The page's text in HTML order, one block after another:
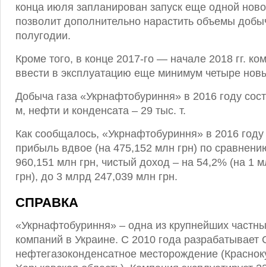
конца июля запланирован запуск еще одной
позволит дополнительно нарастить объемы
полугодии.
Кроме того, в конце 2017-го — начале 2018 гг.
ввести в эксплуатацию еще минимум четыре
Добыча газа «Укрнафтобуриння» в 2016 году
м, нефти и конденсата – 29 тыс. т.
Как сообщалось, «Укрнафтобуриння» в 2016
прибыль вдвое (на 475,152 млн грн) по
960,151 млн грн, чистый доход – на 54,2% (на 1
грн), до 3 млрд 247,039 млн грн.
СПРАВКА
«Укрнафтобуриння» – одна из крупнейших
компаний в Украине. С 2010 года разрабатывает
нефтегазоконденсатное месторождение